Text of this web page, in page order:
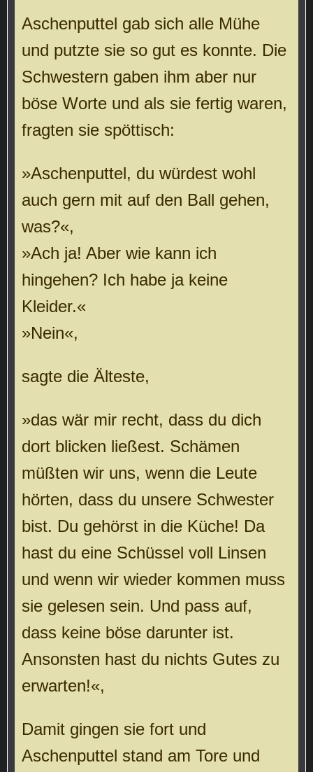
Aschenputtel gab sich alle Mühe
und putzte sie so gut es konnte. Die
Schwestern gaben ihm aber nur
böse Worte und als sie fertig waren,
fragten sie spöttisch:
»Aschenputtel, du würdest wohl
auch gern mit auf den Ball gehen,
was?«,
»Ach ja! Aber wie kann ich
hingehen? Ich habe ja keine
Kleider.«
»Nein«,
sagte die Älteste,
»das wär mir recht, dass du dich
dort blicken ließest. Schämen
müßten wir uns, wenn die Leute
hörten, dass du unsere Schwester
bist. Du gehörst in die Küche! Da
hast du eine Schüssel voll Linsen
und wenn wir wieder kommen muss
sie gelesen sein. Und pass auf,
dass keine böse darunter ist.
Ansonsten hast du nichts Gutes zu
erwarten!«,
Damit gingen sie fort und
Aschenputtel stand am Tore und